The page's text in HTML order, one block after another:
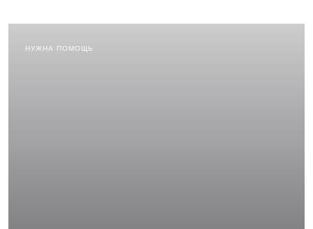
НУЖНА ПОМОЩЬ